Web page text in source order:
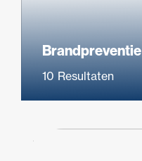
Brandpreventie
10 Resultaten